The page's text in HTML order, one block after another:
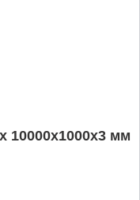
10000x1000x3 мм